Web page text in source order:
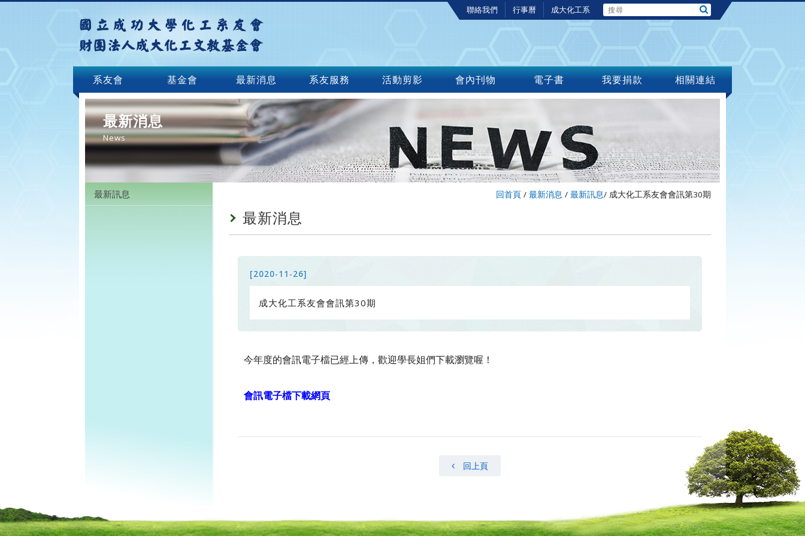
聯絡我們 行事曆 成大化工系
系友會 基金會 最新消息 系友服務 活動剪影 會內刊物 電子書 我要捐款 相關連結
最新消息
News
最新訊息 回首頁 / 最新消息 / 最新訊息/ 成大化工系友會會訊第30期
最新消息
[2020-11-26]
成大化工系友會會訊第30期
今年度的會訊電子檔已經上傳，歡迎學長姐們下載瀏覽喔！
會訊電子檔下載網頁
回上頁